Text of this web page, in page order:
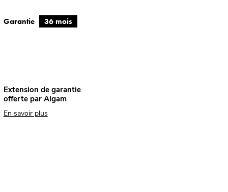
Garantie 36 mois
Extension de garantie
offerte par Algam
En savoir plus